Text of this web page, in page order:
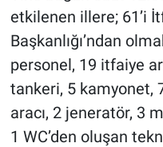
etkilenen illere; 61’i
Başkanlığı’ndan
personel, 19 itfaiye
tankeri, 5 kamyonet, 7
aracı, 2 jeneratör, 3
1 WC’den oluşan